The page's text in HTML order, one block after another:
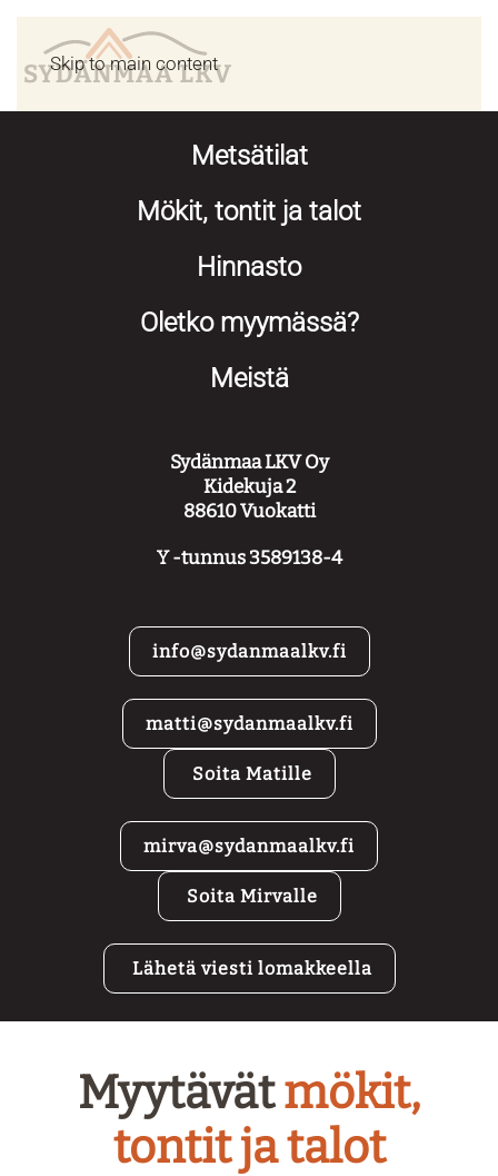
Skip to main content
Metsätilat
Mökit, tontit ja talot
Hinnasto
Oletko myymässä?
Meistä
Sydänmaa LKV Oy
Kidekuja 2
88610 Vuokatti
Y -tunnus 3589138-4
info@sydanmaalkv.fi
matti@sydanmaalkv.fi
Soita Matille
mirva@sydanmaalkv.fi
Soita Mirvalle
Lähetä viesti lomakkeella
Myytävätmökit,
tontit ja talot